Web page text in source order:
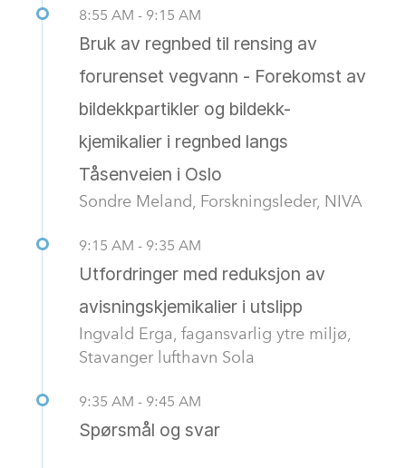
8:55 AM - 9:15 AM
Bruk av regnbed til rensing av
forurenset vegvann - Forekomst av
bildekkpartikler og bildekk-
kjemikalier i regnbed langs
Tåsenveien i Oslo
Sondre Meland, Forskningsleder, NIVA
9:15 AM - 9:35 AM
Utfordringer med reduksjon av
avisningskjemikalier i utslipp
Ingvald Erga, fagansvarlig ytre miljø,
Stavanger lufthavn Sola
9:35 AM - 9:45 AM
Spørsmål og svar